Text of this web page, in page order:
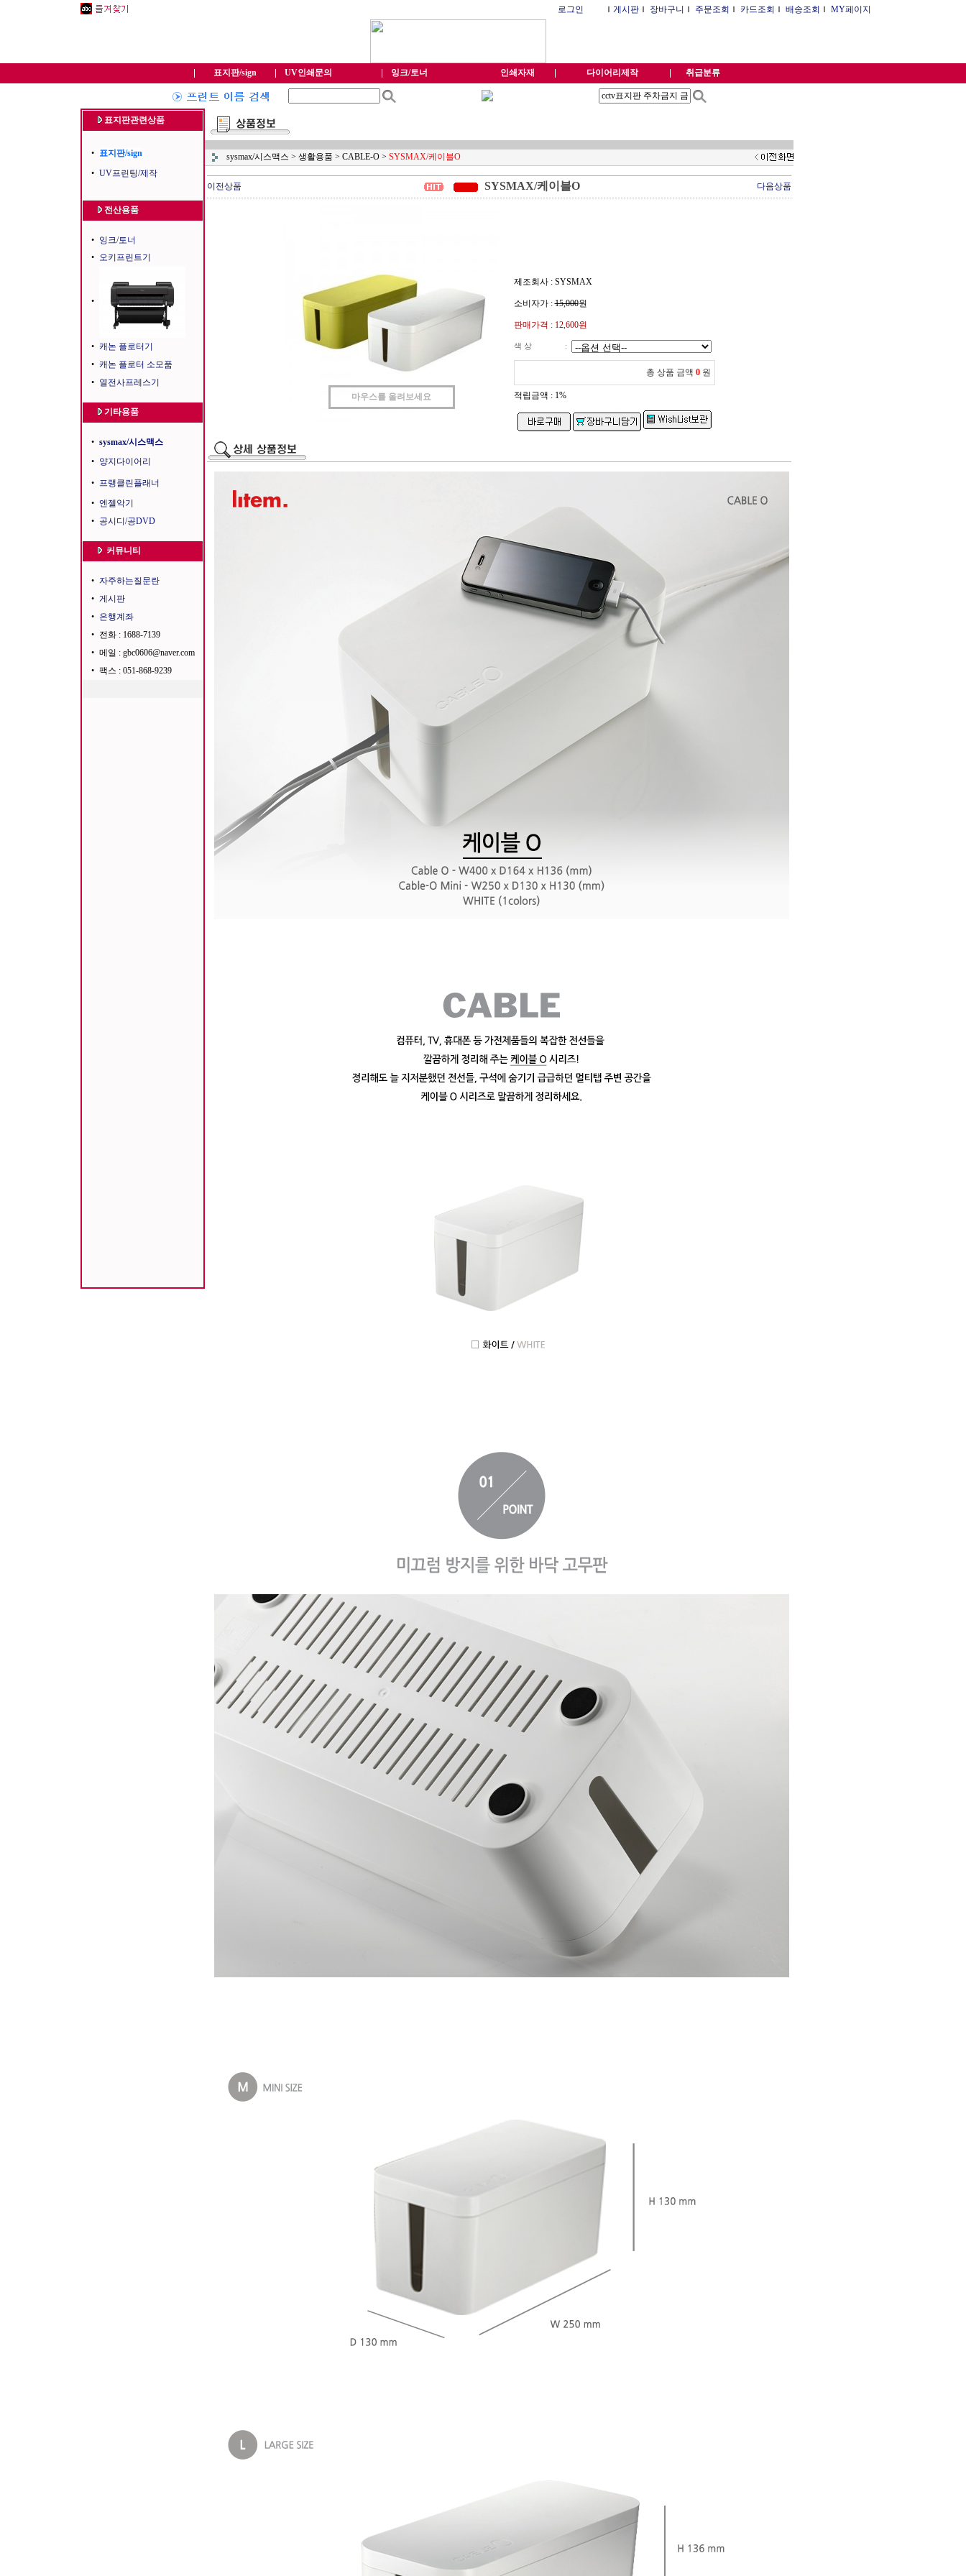
로그인 Ｉ 게시판Ｉ 장바구니 Ｉ 주문조회 Ｉ 카드조회 Ｉ 배송조회 Ｉ MY페이지
표지판/sign UV인쇄문의 잉크/토너 인쇄자재 다이어리제작 취급분류
표지판관련상품
• 표지판/sign
• UV프린팅/제작
전산용품
• 잉크/토너
• 오키프린트기
•
• 캐논 플로터기
• 캐논 플로터 소모품
• 열전사프레스기
기타용품
• sysmax/시스맥스
• 양지다이어리
• 프랭클린플래너
• 엔젤악기
• 공시디/공DVD
커뮤니티
• 자주하는질문란
• 게시판
• 은행계좌
• 전화 : 1688-7139
• 메일 : gbc0606@naver.com
• 팩스 : 051-868-9239
sysmax/시스맥스 > 생활용품 > CABLE-O > SYSMAX/케이블O
이전상품 SYSMAX/케이블O 다음상품
마우스를 올려보세요
제조회사 : SYSMAX
소비자가 :15,000원
판매가격 : 12,600원
색 상 :
총 상품 금액 0 원
적립금액 : 1%